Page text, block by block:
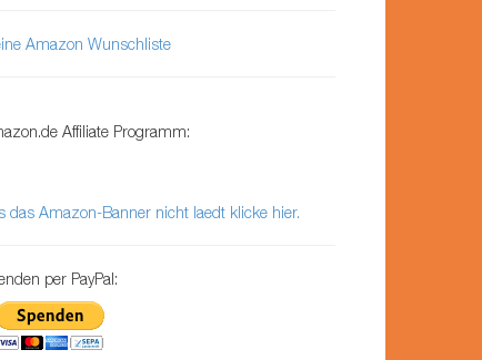
Amazon Wunschliste
Affiliate Programm:
das Amazon-Banner nicht laedt klicke hier.
per PayPal: